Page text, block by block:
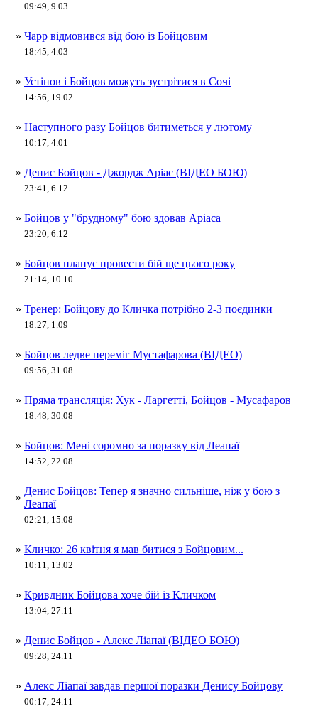
09:49, 9.03
» Чарр відмовився від бою із Бойцовим
18:45, 4.03
» Устінов і Бойцов можуть зустрітися в Сочі
14:56, 19.02
» Наступного разу Бойцов битиметься у лютому
10:17, 4.01
» Денис Бойцов - Джордж Аріас (ВІДЕО БОЮ)
23:41, 6.12
» Бойцов у "брудному" бою здовав Аріаса
23:20, 6.12
» Бойцов планує провести бій ще цього року
21:14, 10.10
» Тренер: Бойцову до Кличка потрібно 2-3 поєдинки
18:27, 1.09
» Бойцов ледве переміг Мустафарова (ВІДЕО)
09:56, 31.08
» Пряма трансляція: Хук - Ларгетті, Бойцов - Мусафаров
18:48, 30.08
» Бойцов: Мені соромно за поразку від Леапаї
14:52, 22.08
»
Денис Бойцов: Тепер я значно сильніше, ніж у бою з
Леапаї
02:21, 15.08
» Кличко: 26 квітня я мав битися з Бойцовим...
10:11, 13.02
» Кривдник Бойцова хоче бій із Кличком
13:04, 27.11
» Денис Бойцов - Алекс Ліапаї (ВІДЕО БОЮ)
09:28, 24.11
» Алекс Ліапаї завдав першої поразки Денису Бойцову
00:17, 24.11